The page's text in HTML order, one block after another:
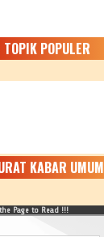
TOPIK POPULER
KABAR UMUM
Page to Read !!!